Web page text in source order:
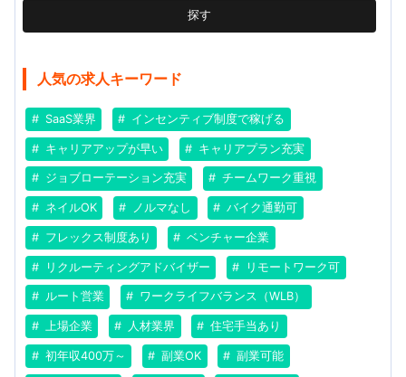
探す
人気の求人キーワード
SaaS業界 インセンティブ制度で稼げる
キャリアアップが早い キャリアプラン充実
ジョブローテーション充実 チームワーク重視
ネイルOK ノルマなし バイク通勤可
フレックス制度あり ベンチャー企業
リクルーティングアドバイザー リモートワーク可
ルート営業 ワークライフバランス（WLB）
上場企業 人材業界 住宅手当あり
初年収400万～ 副業OK 副業可能